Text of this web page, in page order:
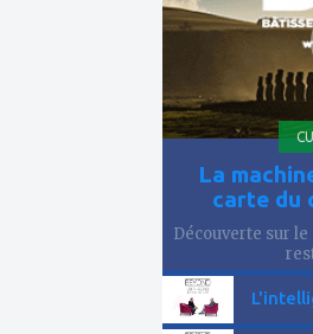
La
carte du
Découverte sur